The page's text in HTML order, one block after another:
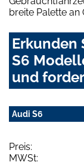
breite Palette an
Erkunden
S6
und
Audi S6
Preis:
MWSt: